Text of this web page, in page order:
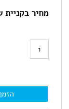
מחיר בקניית
כמות
CF412A,טונר
למדפסת הזמן